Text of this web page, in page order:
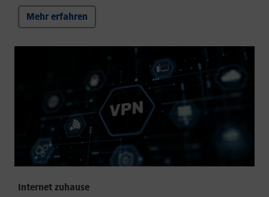
Mehr erfahren
Internet zuhause